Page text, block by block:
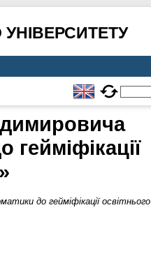
до гейміфікації освітнього